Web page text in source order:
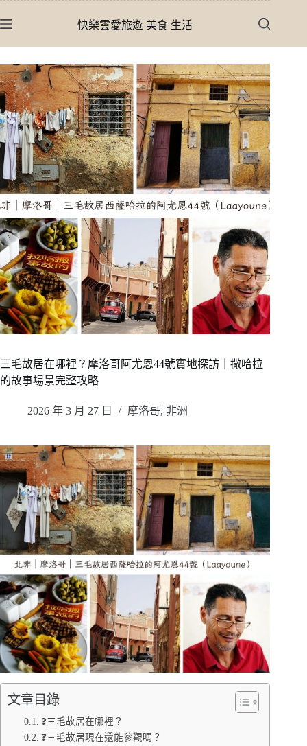
至
內
容
快樂雲愛旅遊 美食 生活
三毛故居在哪裡？摩洛哥阿尤恩44號實地探訪｜撒哈拉
的故事場景完整攻略
2026 年 3 月 27 日 摩洛哥, 非洲
文章目錄
❓三毛故居在哪裡？
❓三毛故居現在還能參觀嗎？